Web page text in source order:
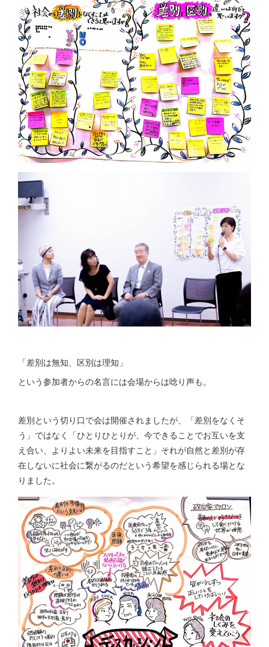
「差別は無知、区別は理知」
という参加者からの名言には会場からは唸り声も。
差別という切り口で会は開催されましたが、「差別をなくそ
う」ではなく「ひとりひとりが、今できることでお互いを支
え合い、よりよい未来を目指すこと」それが自然と差別が存
在しないに社会に繋がるのだという希望を感じられる場とな
りました。